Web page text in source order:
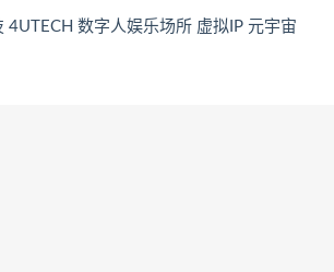
4UTECH 数字人娱乐场所 虚拟IP 元宇宙